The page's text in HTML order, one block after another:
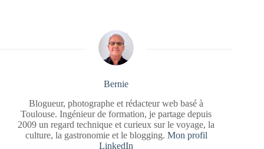
Bernie
Blogueur, photographe et rédacteur web basé à
Toulouse. Ingénieur de formation, je partage depuis
2009 un regard technique et curieux sur le voyage, la
culture, la gastronomie et le blogging. Mon profil
LinkedIn